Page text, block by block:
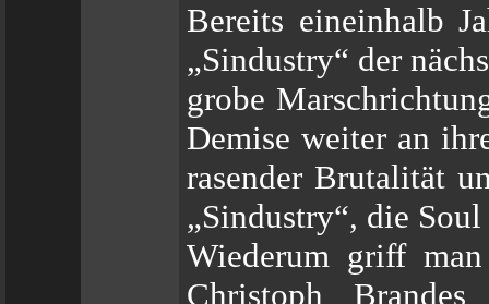
Bereits eineinhalb
„Sindustry“ der
grobe
Demise weiter an
rasender Brutalität
„Sindustry“, die
Wiederum griff
Christoph